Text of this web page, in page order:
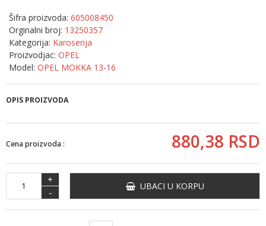
Šifra proizvoda: 605008450
Orginalni broj: 13250357
Kategorija: Karoserija
Proizvodjac: OPEL
Model: OPEL MOKKA 13-16
OPIS PROIZVODA
Cena proizvoda : 880,38 RSD
+
-
UBACI U KORPU